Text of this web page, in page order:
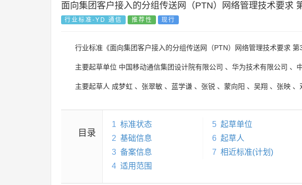
面向集团客户接入的分组传送网（PTN）网络管理技术要求
行业标准-YD 通信 推荐性 现行
行业标准《面向集团客户接入的分组传送网（PTN）网络管理技术要求
主要起草单位 中国移动通信集团设计院有限公司 、 华为技术有限公司 、
主要起草人 成梦虹 、 张翠敏 、 蓝学谦 、 张锐 、 蒙向阳 、 吴翔 、 张映 、
目录
1 标准状态
2 基础信息
3 备案信息
4 适用范围
5 起草单位
6 起草人
7 相近标准(计划)